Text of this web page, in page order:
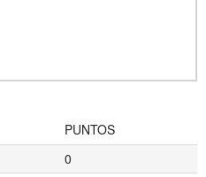
PUNTOS
0